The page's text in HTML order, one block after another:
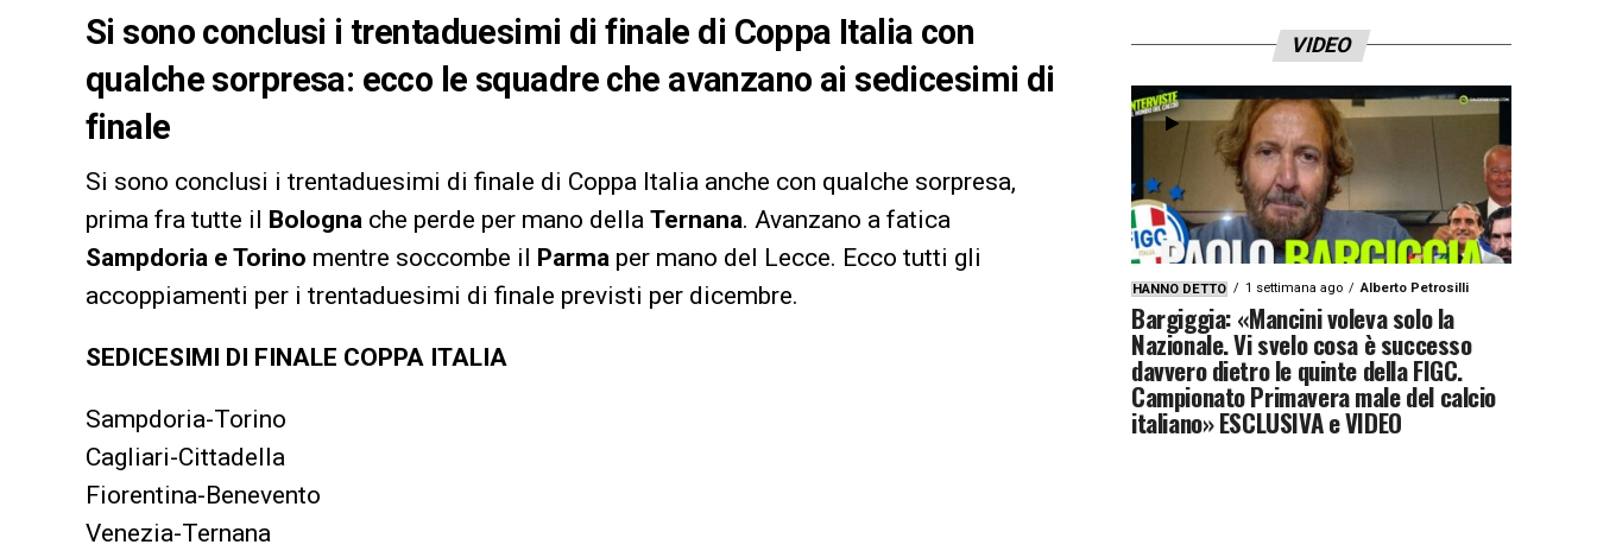
Si sono conclusi i trentaduesimi di finale di Coppa Italia con
qualche sorpresa: ecco le squadre che avanzano ai sedicesimi di
finale
Si sono conclusi i trentaduesimi di finale di Coppa Italia anche con qualche sorpresa,
prima fra tutte il Bologna che perde per mano della Ternana. Avanzano a fatica
Sampdoria e Torino mentre soccombe il Parma per mano del Lecce. Ecco tutti gli
accoppiamenti per i trentaduesimi di finale previsti per dicembre.
SEDICESIMI DI FINALE COPPA ITALIA
Sampdoria-Torino
Cagliari-Cittadella
Fiorentina-Benevento
Venezia-Ternana
VIDEO
HANNO DETTO 1 settimana ago Alberto Petrosilli
Bargiggia: «Mancini voleva solo la
Nazionale. Vi svelo cosa è successo
davvero dietro le quinte della FIGC.
Campionato Primavera male del calcio
italiano» ESCLUSIVA e VIDEO